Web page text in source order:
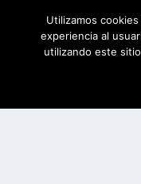
Utilizamos
experiencia al
utilizando este